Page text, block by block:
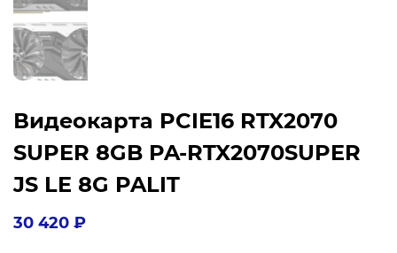
Видеокарта PCIE16 RTX2070
SUPER 8GB PA-RTX2070SUPER
JS LE 8G PALIT
30 420 ₽